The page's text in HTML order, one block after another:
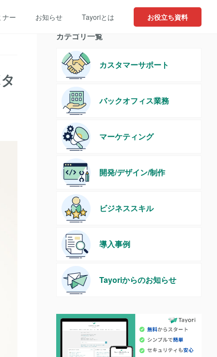
ナー お知らせ Tayoriとは お役立ち資料
カテゴリ一覧
カスタマーサポート
バックオフィス業務
マーケティング
開発/デザイン/制作
ビジネススキル
導入事例
Tayoriからのお知らせ